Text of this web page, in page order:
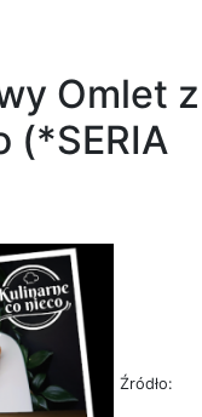
Omlet z
(*SERIA
Źródło: